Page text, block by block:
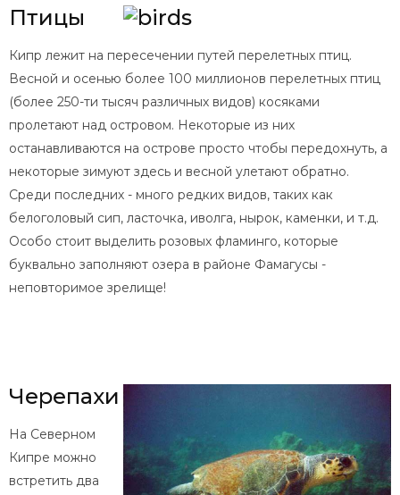
Птицы
Кипр лежит на пересечении путей перелетных птиц.
Весной и осенью более 100 миллионов перелетных птиц
(более 250-ти тысяч различных видов) косяками
пролетают над островом. Некоторые из них
останавливаются на острове просто чтобы передохнуть, а
некоторые зимуют здесь и весной улетают обратно.
Среди последних - много редких видов, таких как
белоголовый сип, ласточка, иволга, нырок, каменки, и т.д.
Особо стоит выделить розовых фламинго, которые
буквально заполняют озера в районе Фамагусы -
неповторимое зрелище!
Черепахи
На Северном
Кипре можно
встретить два